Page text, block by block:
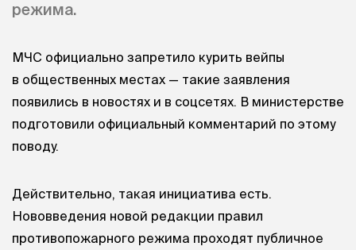
режима.
МЧС официально запретило курить вейпы
в общественных местах — такие заявления
появились в новостях и в соцсетях. В министерстве
подготовили официальный комментарий по этому
поводу.
Действительно, такая инициатива есть.
Нововведения новой редакции правил
противопожарного режима проходят публичное